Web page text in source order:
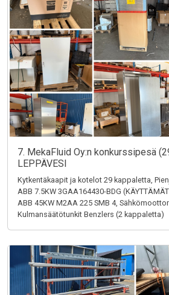
7. MekaFluid Oy:n konkurssipesä
LEPPÄVESI
Kytkentäkaapit ja kotelot 29 kappaletta,
ABB 7.5KW 3GAA164430-BDG
ABB 45KW M2AA 225 SMB 4,
Kulmansäätötunkit Benzlers (2 kappaletta)